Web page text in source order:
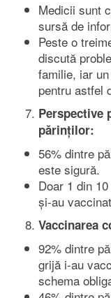
Medicii sunt
sursă de
Peste o
discută
familie, iar
pentru astfel
Perspective
părinților:
56% dintre
este sigură.
Doar 1 din
și-au
Vaccinarea
92% dintre
grijă i-au
schema